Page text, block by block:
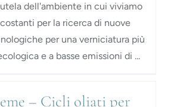
dell'ambiente in cui viviamo
per la ricerca di nuove
per una verniciatura più
e a basse emissioni di ...
– Cicli oliati per